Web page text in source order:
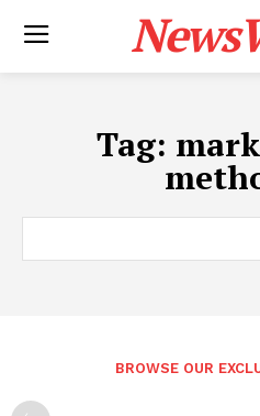
Tag:
BROWSE OUR